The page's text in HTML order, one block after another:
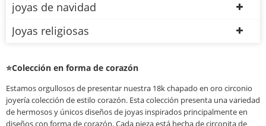
joyas de navidad
Joyas religiosas
⭐Colección en forma de corazón
Estamos orgullosos de presentar nuestra 18k chapado en oro circonio
joyería colección de estilo corazón. Esta colección presenta una variedad
de hermosos y únicos diseños de joyas inspirados principalmente en
diseños con forma de corazón. Cada pieza está hecha de circonita de